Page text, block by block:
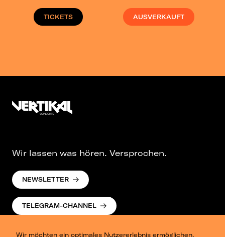
TICKETS AUSVERKAUFT
Wir möchten ein optimales Nutzererlebnis ermöglichen.
Wir lassen was hören. Versprochen.
NEWSLETTER
TELEGRAM-CHANNEL